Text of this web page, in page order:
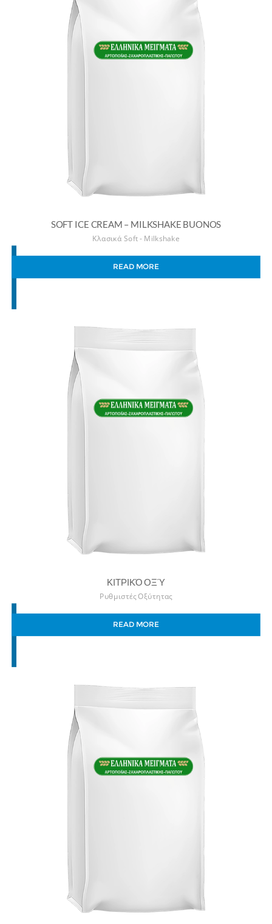
SOFT ICE CREAM – MILKSHAKE BUONOS
Κλασικά Soft - Milkshake
READ MORE
ΚΙΤΡΙΚΌ ΟΞΎ
Ρυθμιστές Οξύτητας
READ MORE